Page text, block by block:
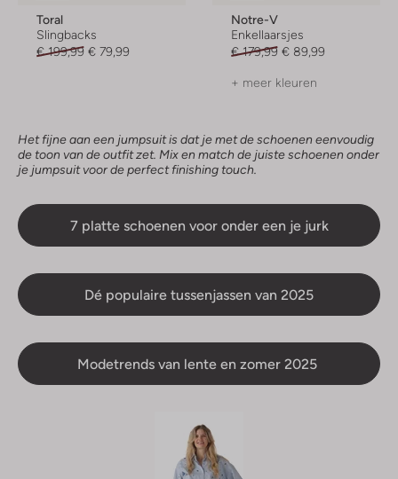
Toral
Slingbacks
€ 199,99 € 79,99
Notre-V
Enkellaarsjes
€ 179,99 € 89,99
+ meer kleuren
Het fijne aan een jumpsuit is dat je met de schoenen eenvoudig
de toon van de outfit zet. Mix en match de juiste schoenen onder
je jumpsuit voor de perfect finishing touch.
7 platte schoenen voor onder een je jurk
Dé populaire tussenjassen van 2025
Modetrends van lente en zomer 2025